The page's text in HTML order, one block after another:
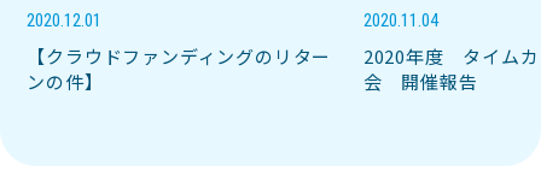
2020.12.01
【クラウドファンディングのリター
ンの件】
2020.11.04
2020年度 タイム
会 開催報告